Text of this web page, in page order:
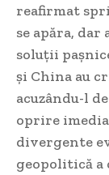
reafirmat
se apăra,
soluții
și China au
acuzându-l
oprire
divergente
geopolitică a